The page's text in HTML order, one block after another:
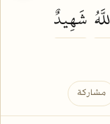
شَهِيدٌ
مشاركة